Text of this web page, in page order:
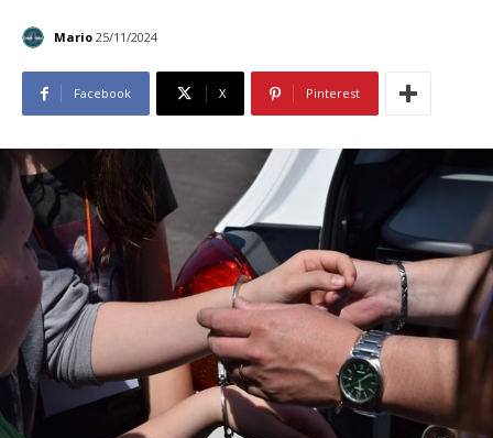
Mario 25/11/2024
Facebook X Pinterest